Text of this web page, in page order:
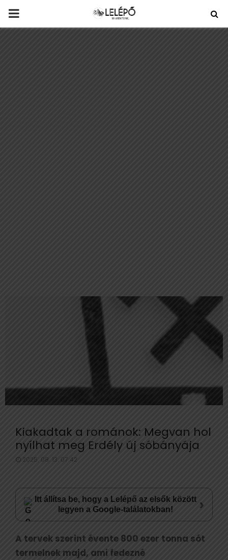
PRIMARY
Kiakadtak a románok: Megvan hol
nyílhat meg Erdély új sóbányája
2025. 08. 13. 07:42
Itt állítsa be, hogy a Lelépő az elsők között
legyen a Google-találatokban!
›
A tervek szerint évente 800 ezer tonna sót
termelnek majd, ami fedezné